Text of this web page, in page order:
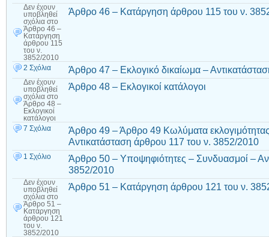
Δεν έχουν
υποβληθεί
σχόλια στο
Άρθρο 46 –
Κατάργηση
άρθρου 115
του ν.
3852/2010
Άρθρο 46 – Κατάργηση άρθρου 115 του ν.
2 Σχόλια Άρθρο 47 – Εκλογικό δικαίωμα –
Δεν έχουν
υποβληθεί
σχόλια στο
Άρθρο 48 –
Εκλογικοί
κατάλογοι
Άρθρο 48 – Εκλογικοί κατάλογοι
7 Σχόλια
Άρθρο 49 – Άρθρο 49 Κωλύματα
Αντικατάσταση άρθρου 117 του ν. 3852/2010
1 Σχόλιο
Άρθρο 50 – Υποψηφιότητες – Συνδυασμοί –
3852/2010
Δεν έχουν
υποβληθεί
σχόλια στο
Άρθρο 51 –
Κατάργηση
άρθρου 121
του ν.
3852/2010
Άρθρο 51 – Κατάργηση άρθρου 121 του ν.